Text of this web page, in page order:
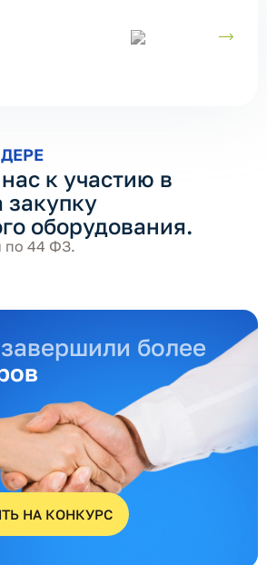
к участию в
закупку
оборудования.
по 44 ФЗ.
более
НА КОНКУРС